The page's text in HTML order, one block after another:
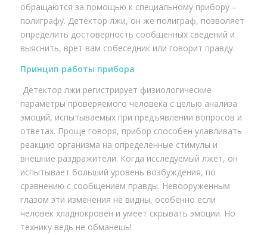
обращаются за помощью к специальному прибору –
полиграфу. Детектор лжи, он же полиграф, позволяет
определить достоверность сообщенных сведений и
выяснить, врет вам собеседник или говорит правду.
Принцип работы прибора
Детектор лжи регистрирует физиологические
параметры проверяемого человека с целью анализа
эмоций, испытываемых при предъявлении вопросов и
ответах. Проще говоря, прибор способен улавливать
реакцию организма на определенные стимулы и
внешние раздражители. Когда исследуемый лжет, он
испытывает больший уровень возбуждения, по
сравнению с сообщением правды. Невооруженным
глазом эти изменения не видны, особенно если
человек хладнокровен и умеет скрывать эмоции. Но
технику ведь не обманешь!